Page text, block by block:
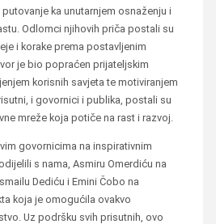
ka unutarnjem osnaženju i
Odlomci njihovih priča postali su
i korake prema postavljenim
je bio popraćen prijateljskim
korisnih savjeta te motiviranjem
i govornici i publika, postali su
mreže koja potiče na rast i razvoj.
govornicima na inspirativnim
s nama, Asmiru Omerdiću na
Dediću i Emini Čobo na
koja je omogućila ovakvo
Uz podršku svih prisutnih, ovo